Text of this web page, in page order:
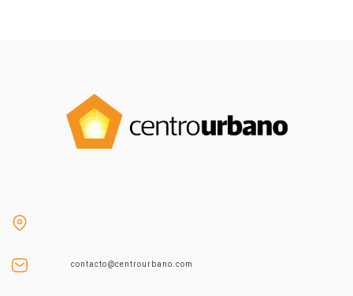
contacto@centrourbano.com